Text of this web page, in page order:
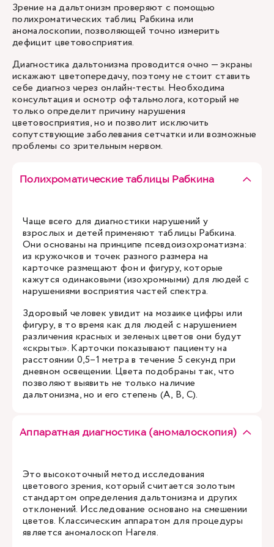
Зрение на дальтонизм проверяют с помощью
полихроматических таблиц Рабкина или
аномалоскопии, позволяющей точно измерить
дефицит цветовосприятия.
Диагностика дальтонизма проводится очно — экраны
искажают цветопередачу, поэтому не стоит ставить
себе диагноз через онлайн-тесты. Необходима
консультация и осмотр офтальмолога, который не
только определит причину нарушения
цветовосприятия, но и позволит исключить
сопутствующие заболевания сетчатки или возможные
проблемы со зрительным нервом.
Полихроматические таблицы Рабкина
Чаще всего для диагностики нарушений у
взрослых и детей применяют таблицы Рабкина.
Они основаны на принципе псевдоизохроматизма:
из кружочков и точек разного размера на
карточке размещают фон и фигуру, которые
кажутся одинаковыми (изохромными) для людей с
нарушениями восприятия частей спектра.
Здоровый человек увидит на мозаике цифры или
фигуру, в то время как для людей с нарушением
различения красных и зеленых цветов они будут
«скрыты». Карточки показывают пациенту на
расстоянии 0,5–1 метра в течение 5 секунд при
дневном освещении. Цвета подобраны так, что
позволяют выявить не только наличие
дальтонизма, но и его степень (A, B, C).
Аппаратная диагностика (аномалоскопия)
Это высокоточный метод исследования
цветового зрения, который считается золотым
стандартом определения дальтонизма и других
отклонений. Исследование основано на смешении
цветов. Классическим аппаратом для процедуры
является аномалоскоп Нагеля.